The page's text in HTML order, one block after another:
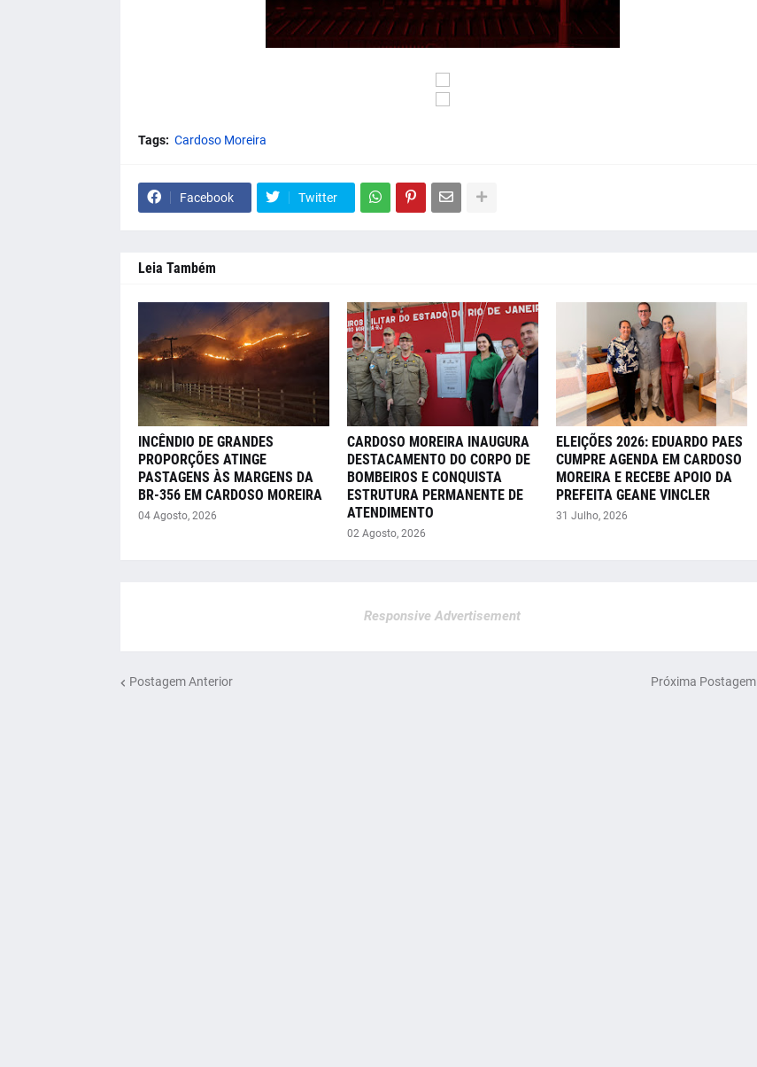
Tags: Cardoso Moreira
Facebook Twitter
Leia Também
INCÊNDIO DE GRANDES
PROPORÇÕES ATINGE
PASTAGENS ÀS MARGENS DA
BR-356 EM CARDOSO MOREIRA
04 Agosto, 2026
CARDOSO MOREIRA INAUGURA
DESTACAMENTO DO CORPO DE
BOMBEIROS E CONQUISTA
ESTRUTURA PERMANENTE DE
ATENDIMENTO
02 Agosto, 2026
ELEIÇÕES 2026: EDUARDO PAES
CUMPRE AGENDA EM CARDOSO
MOREIRA E RECEBE APOIO DA
PREFEITA GEANE VINCLER
31 Julho, 2026
Responsive Advertisement
Postagem Anterior Próxima Postagem